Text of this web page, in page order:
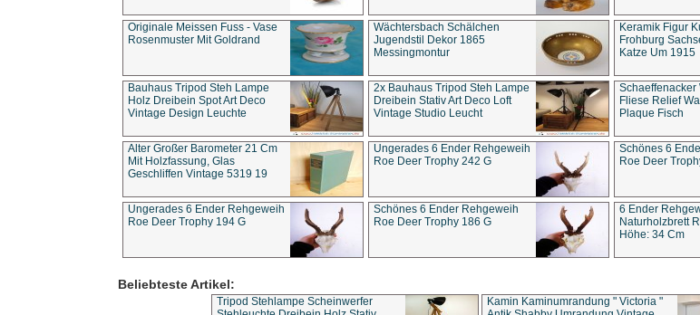
Originale Meissen Fuss - Vase
Rosenmuster Mit Goldrand
Wächtersbach Schälchen
Jugendstil Dekor 1865
Messingmontur
Keramik Figur
Frohburg
Katze Um 1915
Bauhaus Tripod Steh Lampe
Holz Dreibein Spot Art Deco
Vintage Design Leuchte
2x Bauhaus Tripod Steh Lampe
Dreibein Stativ Art Deco Loft
Vintage Studio Leucht
Schaeffenacker
Fliese Relief
Plaque Fisch
Alter Großer Barometer 21 Cm
Mit Holzfassung, Glas
Geschliffen Vintage 5319 19
Ungerades 6 Ender Rehgeweih
Roe Deer Trophy 242 G
Schönes 6
Roe Deer
Ungerades 6 Ender Rehgeweih
Roe Deer Trophy 194 G
Schönes 6 Ender Rehgeweih
Roe Deer Trophy 186 G
6 Ender
Naturholzbrett
Höhe: 34 Cm
Beliebteste Artikel:
Tripod Stehlampe Scheinwerfer
Kamin Kaminumrandung " Victoria "